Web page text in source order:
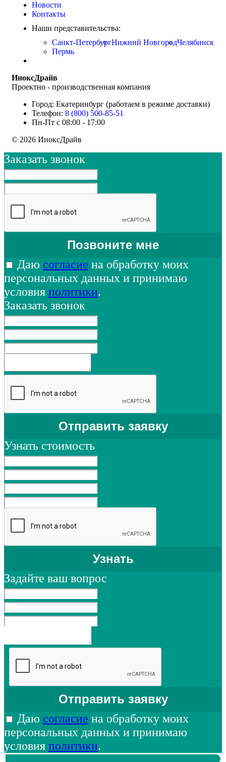
Новости
Контакты
Наши представительства:
Санкт-ПетербургНижний НовгородЧелябинск
Пермь
ИноксДрайв
Проектно - производственная компания
Город: Екатеринбург (работаем в режиме доставки)
Телефон: 8 (800) 500-85-51
Пн-Пт с 08:00 - 17:00
© 2026 ИноксДрайв
Заказать звонок
Даю согласие на обработку моих
персональных данных и принимаю
условия политики.
Заказать звонок
Узнать стоимость
Задайте ваш вопрос
Даю согласие на обработку моих
персональных данных и принимаю
условия политики.